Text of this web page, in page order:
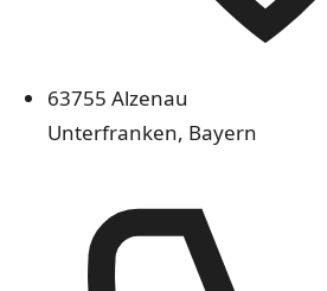
63755 Alzenau
Unterfranken, Bayern